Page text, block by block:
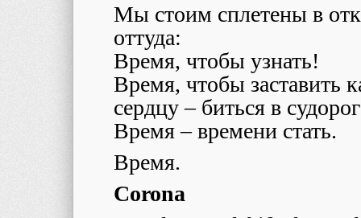
Мы стоим сплетены в
оттуда:
Время, чтобы узнать!
Время, чтобы заставить
сердцу – биться в
Время – времени стать.
Время.
Corona